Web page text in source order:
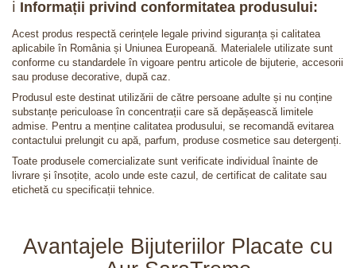
ℹ️ Informații privind conformitatea produsului:
Acest produs respectă cerințele legale privind siguranța și calitatea
aplicabile în România și Uniunea Europeană. Materialele utilizate sunt
conforme cu standardele în vigoare pentru articole de bijuterie, accesorii
sau produse decorative, după caz.
Produsul este destinat utilizării de către persoane adulte și nu conține
substanțe periculoase în concentrații care să depășească limitele
admise. Pentru a menține calitatea produsului, se recomandă evitarea
contactului prelungit cu apă, parfum, produse cosmetice sau detergenți.
Toate produsele comercializate sunt verificate individual înainte de
livrare și însoțite, acolo unde este cazul, de certificat de calitate sau
etichetă cu specificații tehnice.
Avantajele Bijuteriilor Placate cu